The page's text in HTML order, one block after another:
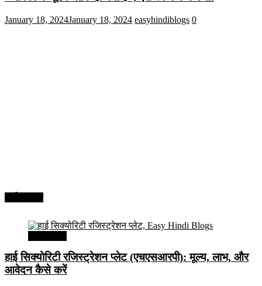
January 18, 2024January 18, 2024 easyhindiblogs 0
हाई सिक्योरिटी रजिस्ट्रेशन प्लेट (एचएसआरपी): मूल्य, लाभ, और
आवेदन कैसे करें